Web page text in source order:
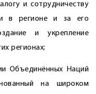
и сотрудничеству
в регионе и за его
и укрепление
регионах;
Объединённых Наций
на широком